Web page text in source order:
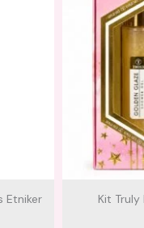
Etniker
Kit Truly